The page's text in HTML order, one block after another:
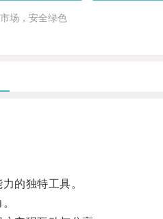
场，安全绿色
的独特工具。